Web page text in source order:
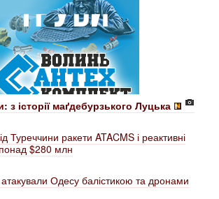
з історії маґдебурзького Луцька
Туреччини ракети ATACMS і реактивні
$280 млн
Одесу балістикою та дронами